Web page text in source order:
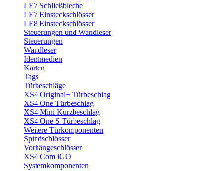
LE7 Schließbleche
LE7 Einsteckschlösser
LE8 Einsteckschlösser
Steuerungen und Wandleser
Steuerungen
Wandleser
Identmedien
Karten
Tags
Türbeschläge
XS4 Original+ Türbeschlag
XS4 One Türbeschlag
XS4 Mini Kurzbeschlag
XS4 One S Türbeschlag
Weitere Türkomponenten
Spindschlösser
Vorhängeschlösser
XS4 Com iGO
Systemkomponenten